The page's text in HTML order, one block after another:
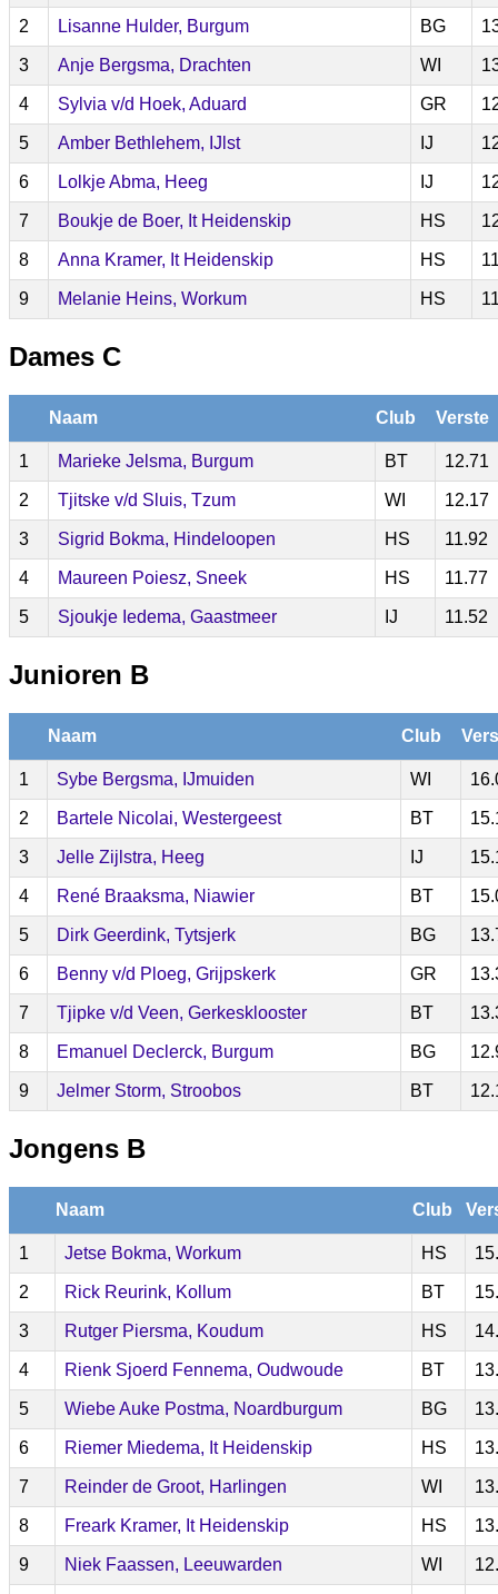
2 Lisanne Hulder, Burgum BG
3 Anje Bergsma, Drachten WI
4 Sylvia v/d Hoek, Aduard GR
5 Amber Bethlehem, IJlst IJ
6 Lolkje Abma, Heeg IJ
7 Boukje de Boer, It Heidenskip HS
8 Anna Kramer, It Heidenskip HS
9 Melanie Heins, Workum HS
Dames C
Naam Club Verste
1 Marieke Jelsma, Burgum BT 12.71
2 Tjitske v/d Sluis, Tzum WI 12.17
3 Sigrid Bokma, Hindeloopen HS 11.92
4 Maureen Poiesz, Sneek HS 11.77
5 Sjoukje Iedema, Gaastmeer IJ 11.52
Junioren B
Naam Club
1 Sybe Bergsma, IJmuiden WI
2 Bartele Nicolai, Westergeest BT
3 Jelle Zijlstra, Heeg IJ
4 René Braaksma, Niawier BT
5 Dirk Geerdink, Tytsjerk BG
6 Benny v/d Ploeg, Grijpskerk GR
7 Tjipke v/d Veen, Gerkesklooster BT
8 Emanuel Declerck, Burgum BG
9 Jelmer Storm, Stroobos BT
Jongens B
Naam Club
1 Jetse Bokma, Workum HS
2 Rick Reurink, Kollum BT
3 Rutger Piersma, Koudum HS
4 Rienk Sjoerd Fennema, Oudwoude BT
5 Wiebe Auke Postma, Noardburgum BG
6 Riemer Miedema, It Heidenskip HS
7 Reinder de Groot, Harlingen WI
8 Freark Kramer, It Heidenskip HS
9 Niek Faassen, Leeuwarden WI